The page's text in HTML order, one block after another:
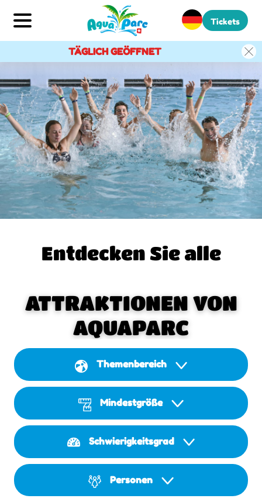
Tickets
TÄGLICH GEÖFFNET
Entdecken Sie alle
ATTRAKTIONEN VON
AQUAPARC
Themenbereich
Mindestgröße
Schwierigkeitsgrad
Personen